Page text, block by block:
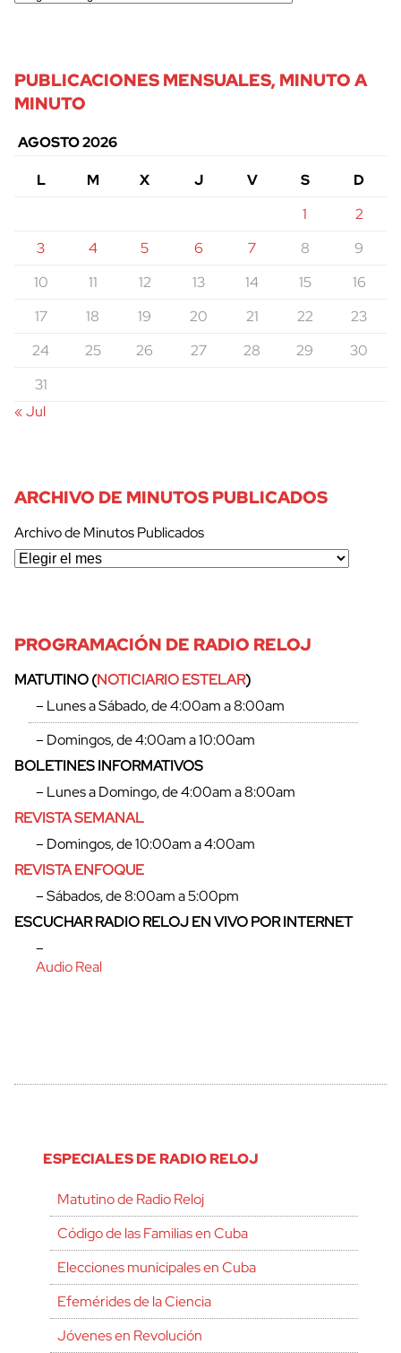
PUBLICACIONES MENSUALES, MINUTO A
MINUTO
AGOSTO 2026
L
M X J V S
D
1
2
3
4 5 6 7 8
9
10
11 12 13 14 15
16
17
18 19 20 21 22
23
24
25 26 27 28 29
30
31
« Jul
ARCHIVO DE MINUTOS PUBLICADOS
Archivo de Minutos Publicados
PROGRAMACIÓN DE RADIO RELOJ
MATUTINO (NOTICIARIO ESTELAR)
– Lunes a Sábado, de 4:00am a 8:00am
– Domingos, de 4:00am a 10:00am
BOLETINES INFORMATIVOS
– Lunes a Domingo, de 4:00am a 8:00am
REVISTA SEMANAL
– Domingos, de 10:00am a 4:00am
REVISTA ENFOQUE
– Sábados, de 8:00am a 5:00pm
ESCUCHAR RADIO RELOJ EN VIVO POR INTERNET
–
Audio Real
ESPECIALES DE RADIO RELOJ
Matutino de Radio Reloj
Código de las Familias en Cuba
Elecciones municipales en Cuba
Efemérides de la Ciencia
Jóvenes en Revolución